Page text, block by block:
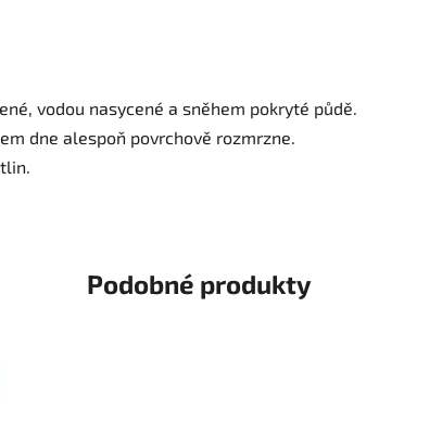
vodou nasycené a sněhem pokryté půdě.
dne alespoň povrchově rozmrzne.
Podobné produkty